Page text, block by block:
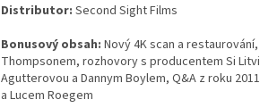
Distributor: Second Sight Films
Bonusový obsah: Nový 4K scan a
Thompsonem, rozhovory s producentem Si
Agutterovou a Dannym Boylem, Q&A z roku
a Lucem Roegem